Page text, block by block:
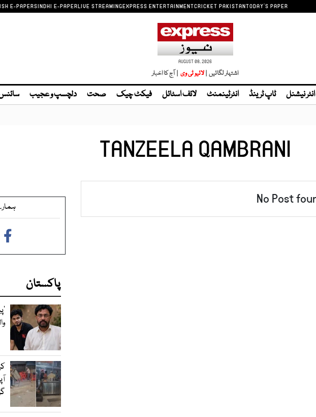
E-PAPERSINDHI E-PAPERLIVE STREAMINGEXPRESS ENTERTAINMENTCRICKET PAKISTANTODAY'S PAPER
AUGUST 08, 2026
اشتہار لگائیں | | آج کا اخبار
انٹر نیشنل ٹاپ ٹرینڈ انٹرٹینمنٹ لائف اسٹائل فیکٹ چیک صحت دلچسپ و عجیب
TANZEELA QAMBRANI
No Post
پاکستان